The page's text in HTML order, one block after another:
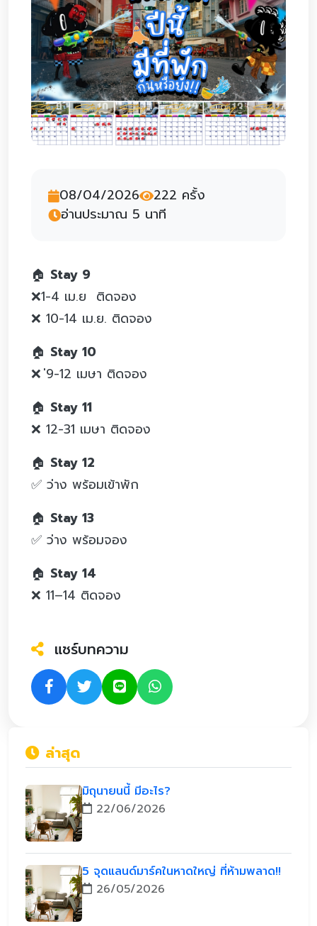
08/04/2026
222 ครั้ง
อ่านประมาณ 5 นาที
🏠 Stay 9
❌1-4 เม.ย ติดจอง
❌ 10-14 เม.ย. ติดจอง
🏠 Stay 10
❌ ่9-12 เมษา ติดจอง
🏠 Stay 11
❌ 12-31 เมษา ติดจอง
🏠 Stay 12
✅ ว่าง พร้อมเข้าพัก
🏠 Stay 13
✅ ว่าง พร้อมจอง
🏠 Stay 14
❌ 11–14 ติดจอง
แชร์บทความ
ล่าสุด
มิถุนายนนี้ มีอะไร?
22/06/2026
5 จุดแลนด์มาร์คในหาดใหญ่ ที่ห้ามพลาด!!
26/05/2026